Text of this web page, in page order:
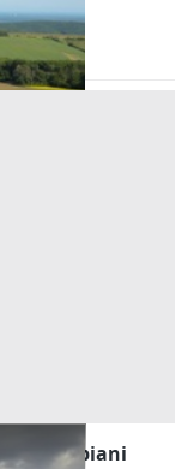
su due piani